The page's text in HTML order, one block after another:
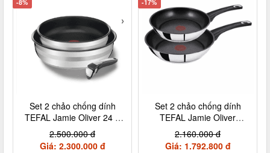
-8%
Set 2 chảo chống dính
TEFAL Jamie Oliver 24 +
28cm inox cán rời
2.500.000 đ
Giá: 2.300.000 đ
-17%
Set 2 chảo chống dính
TEFAL Jamie Oliver
Titanium 20 + 26cm nội
địa Đức
2.160.000 đ
Giá: 1.792.800 đ